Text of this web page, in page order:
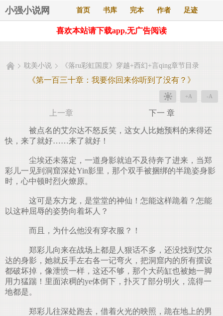
小强小说网 首页 书库 完本 作者 足迹
喜欢本站请下载app,无广告阅读
耽美小说 《落ru彩虹国度》穿越+西幻+言qing章节目录
《第一百三十章：我要你回来你听到了没有？》
+A -A
上一章 下一 章
被点名的艾尔达不怒反笑，这女人比她预料的来得还
快，来了就好……来了就好！
尘埃还未落定，一道身影就迫不及待奔了进来，当郑
彩儿一见到洞窟深处Yin影里，那个双手被捆绑的半跪姿身影
时，心中顿时烈火燎原。
这可是东方龙，是堂堂的神仙！怎能这样跪着？怎能
以这种屈辱的姿势向着坏人？
而且，为什么他没有穿衣服？！
郑彩儿向来在战场上都是人狠话不多，还没找到艾尔
达的身影，她就反手左右各一记弯火，把洞窟内的所有摆设
都破坏掉，像泄愤一样，这还不够，那个大药缸也被她一脚
用力猛踹！里面浓稠的ye体倒下，扑灭了部分明火，流得一
地都是。
郑彩儿往深处跑去，借着火光的映照，跪在地上的男